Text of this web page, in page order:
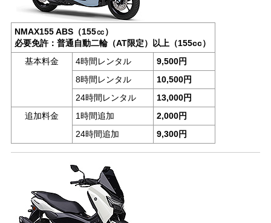
NMAX155 ABS（155㏄）
必要免許：普通自動二輪（AT限定）以上（155cc）
基本料金
4時間レンタル
9,500円
8時間レンタル
10,500円
24時間レンタル
13,000円
追加料金
1時間追加
2,000円
24時間追加
9,300円